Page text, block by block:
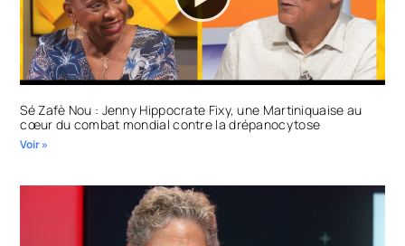
Sé Zafè Nou : Jenny Hippocrate Fixy, une Martiniquaise au
cœur du combat mondial contre la drépanocytose
Voir »